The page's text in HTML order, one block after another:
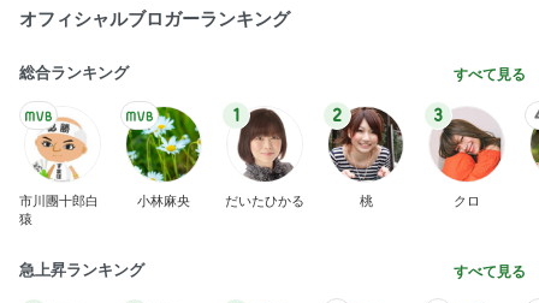
オフィシャルブロガーランキング
総合ランキング すべて見る
市川團十郎白
猿
小林麻央
1
だいたひかる
2
桃
3
クロ
急上昇ランキング すべて見る